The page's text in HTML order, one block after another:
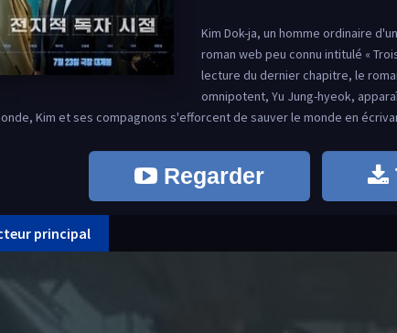
Kim Dok-ja, un homme ordinaire
roman web peu connu intitulé «
lecture du dernier chapitre, le
omnipotent, Yu Jung-hyeok,
Kim et ses compagnons s'efforcent de sauver le monde en
Regarder
principal